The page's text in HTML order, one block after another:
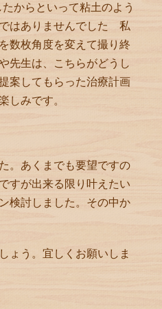
からといって粘土のよう
はありませんでした 私
数枚角度を変えて撮り終
先生は、こちらがどうし
案してもらった治療計画
しみです。
。あくまでも要望ですの
すが出来る限り叶えたい
検討しました。その中か
ょう。宜しくお願いしま